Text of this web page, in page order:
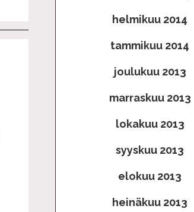
helmikuu 2014
tammikuu 2014
joulukuu 2013
marraskuu 2013
lokakuu 2013
syyskuu 2013
elokuu 2013
heinäkuu 2013